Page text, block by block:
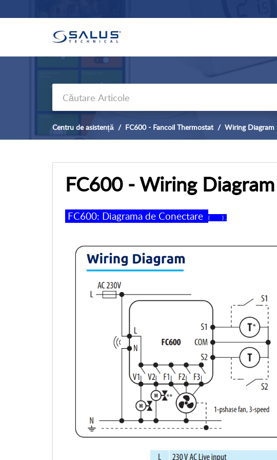
Centru de asistență FC600 - Fancoil Thermostat Wiring Diagram
FC600 - Wiring Diagram
FC600: Diagrama de Conectare ( ) .